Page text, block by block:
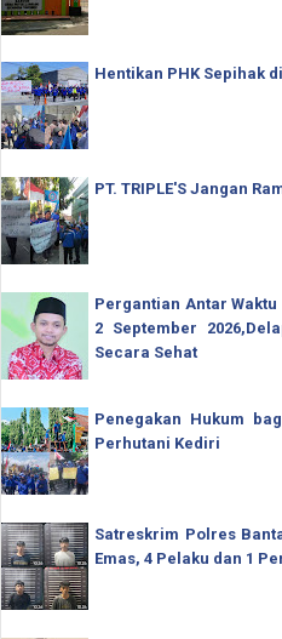
Hentikan PHK Sepihak
PT. TRIPLE'S Jangan
Pergantian Antar
2 September
Secara Sehat
Penegakan Hukum
Perhutani Kediri
Satreskrim Polres
Emas, 4 Pelaku dan 1